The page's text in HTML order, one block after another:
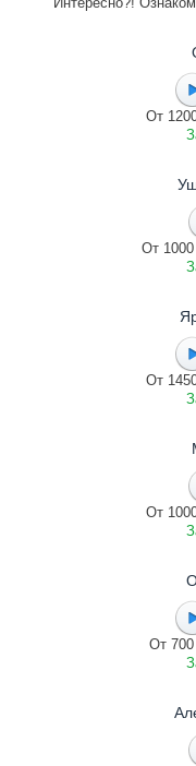
От
От 1000
От
От
От 700